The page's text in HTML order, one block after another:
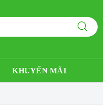
KHUYẾN MÃI